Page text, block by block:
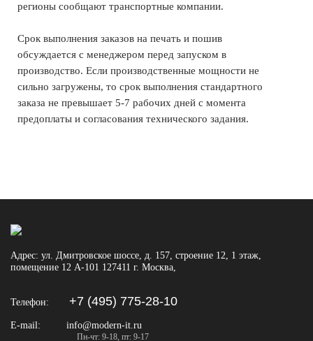
регионы сообщают транспортные компании.
Срок выполнения заказов на печать и пошив
обсуждается с менеджером перед запуском в
производство. Если производственные мощности не
сильно загружены, то срок выполнения стандартного
заказа не превышает 5-7 рабочих дней с момента
предоплаты и согласования технического задания.
Адрес: ул. Дмитровское шоссе, д. 157, строение 12, 1 этаж,
помещение 12 А-101 127411 г. Москва,
Телефон: +7 (495) 775-28-10
E-mail: info@modern-it.ru
Пн-чт: 9-18, пт: 9-17